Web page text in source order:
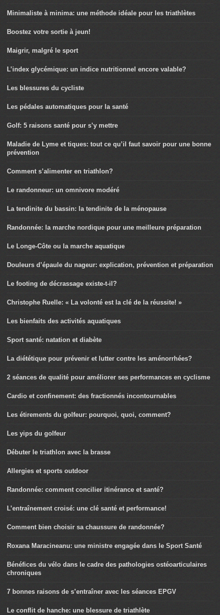
Minimaliste à minima: une méthode idéale pour les triathlètes
Boostez votre sortie à jeun!
Maigrir, malgré le sport
L’index glycémique: un indice nutritionnel encore valable?
Les blessures du cycliste
Les pédales automatiques pour la santé
Golf: 5 raisons santé pour s’y mettre
Maladie de Lyme et tiques: tout ce qu’il faut savoir pour une bonne
prévention
Comment s’alimenter en triathlon?
Le randonneur: un omnivore modéré
La tendinite du bassin: la tendinite de la ménopause
Randonnée: la marche nordique pour une meilleure préparation
Le Longe-Côte ou la marche aquatique
Douleurs d’épaule du nageur: explication, prévention et préparation
Le footing de décrassage existe-t-il?
Christophe Ruelle: « La volonté est la clé de la réussite! »
Les bienfaits des activités aquatiques
Sport santé: natation et diabète
La diététique pour prévenir et lutter contre les aménorrhées?
2 séances de qualité pour améliorer ses performances en cyclisme
Cardio et confinement: des fractionnés incontournables
Les étirements du golfeur: pourquoi, quoi, comment?
Les yips du golfeur
Débuter le triathlon avec la brasse
Allergies et sports outdoor
Randonnée: comment concilier itinérance et santé?
L’entraînement croisé: une clé santé et performance!
Comment bien choisir sa chaussure de randonnée?
Roxana Maracineanu: une ministre engagée dans le Sport Santé
Bénéfices du vélo dans le cadre des pathologies ostéoarticulaires
chroniques
7 bonnes raisons de s’entraîner avec les séances EPGV
Le conflit de hanche: une blessure de triathlète